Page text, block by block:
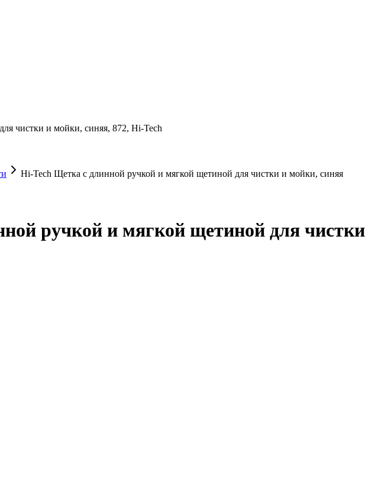
чистки и мойки, синяя, 872, Hi-Tech
Hi-Tech Щетка с длинной ручкой и мягкой щетиной для чистки и мойки, синяя
ручкой и мягкой щетиной для